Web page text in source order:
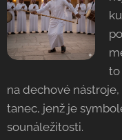
to
na dechové
tanec, jenž je
sounáležitosti.